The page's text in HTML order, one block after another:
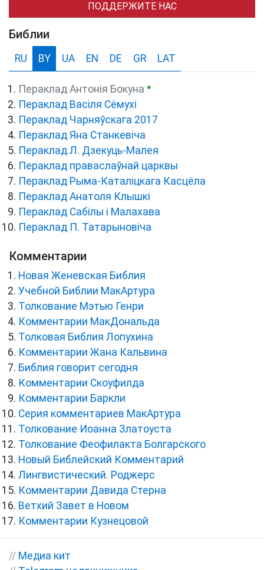
ПОДДЕРЖИТЕ НАС
Библии
RU BY UA EN DE GR LAT
Пераклад Антонія Бокуна ●
Пераклад Васіля Сёмухі
Пераклад Чарняўскага 2017
Пераклад Яна Станкевіча
Пераклад Л. Дзекуць-Малея
Пераклад праваслаўнай царквы
Пераклад Рыма-Каталіцкага Касцёла
Пераклад Анатоля Клышкi
Пераклад Сабілы і Малахава
Пераклад П. Татарыновіча
Комментарии
Новая Женевская Библия
Учебной Библии МакАртура
Толкование Мэтью Генри
Комментарии МакДональда
Толковая Библия Лопухина
Комментарии Жана Кальвина
Библия говорит сегодня
Комментарии Скоуфилда
Комментарии Баркли
Серия комментариев МакАртура
Толкование Иоанна Златоуста
Толкование Феофилакта Болгарского
Новый Библейский Комментарий
Лингвистический. Роджерс
Комментарии Давида Стерна
Ветхий Завет в Новом
Комментарии Кузнецовой
// Медиа кит